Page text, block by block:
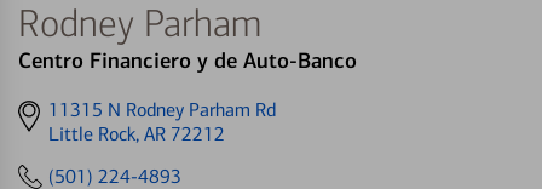
Rodney Parham
Centro Financiero y de Auto-Banco
Get
directions
11315 N Rodney Parham Rd
Little Rock, AR 72212
(501) 224-4893